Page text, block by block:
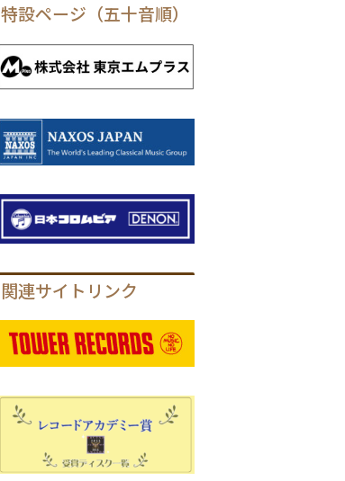
特設ページ（五十音順）
関連サイトリンク